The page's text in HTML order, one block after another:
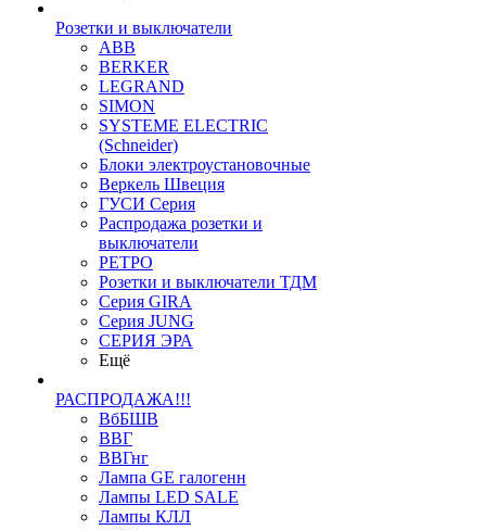
Розетки и выключатели
ABB
BERKER
LEGRAND
SIMON
SYSTEME ELECTRIC
(Schneider)
Блоки электроустановочные
Веркель Швеция
ГУСИ Серия
Распродажа розетки и
выключатели
РЕТРО
Розетки и выключатели ТДМ
Серия GIRA
Серия JUNG
СЕРИЯ ЭРА
Ещё
РАСПРОДАЖА!!!
ВбБШВ
ВВГ
ВВГнг
Лампа GE галогенн
Лампы LED SALE
Лампы КЛЛ